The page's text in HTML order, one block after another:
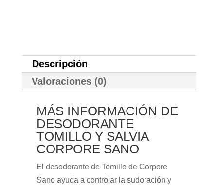
Descripción
Valoraciones (0)
MÁS INFORMACIÓN DE
DESODORANTE
TOMILLO Y SALVIA
CORPORE SANO
El desodorante de Tomillo de Corpore
Sano ayuda a controlar la sudoración y